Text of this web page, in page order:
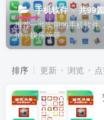
手机软件 共99篇
推荐一些实用的手机软件
护，娱乐等等
排序 更新 浏览